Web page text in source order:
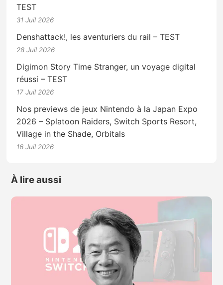
TEST
31 Juil 2026
Denshattack!, les aventuriers du rail – TEST
28 Juil 2026
Digimon Story Time Stranger, un voyage digital
réussi – TEST
17 Juil 2026
Nos previews de jeux Nintendo à la Japan Expo
2026 – Splatoon Raiders, Switch Sports Resort,
Village in the Shade, Orbitals
16 Juil 2026
À lire aussi